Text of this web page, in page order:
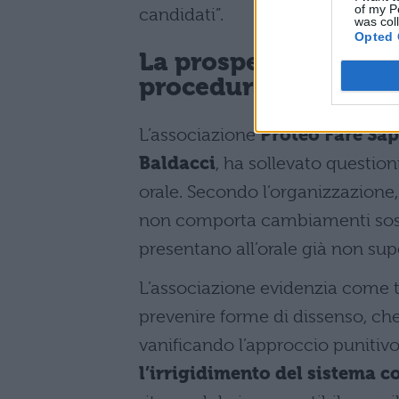
of my
was
Opted
candidati”.
La prospettiva delle
procedurali
L’associazioneProteo Fare
Baldacci, ha sollevato
orale. Secondo
non comporta cambiamenti
presentano all’orale già non
L’associazione evidenzia
prevenire forme di dissenso,
vanificando l’approccio
l’irrigidimento del sistema